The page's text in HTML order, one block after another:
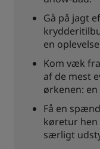
Gå på jagt
en
Kom væk
af de mest
ørkenen:
Få en
køretur hen
særligt